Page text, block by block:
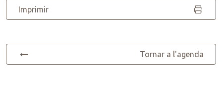
Imprimir
Tornar a l'agenda